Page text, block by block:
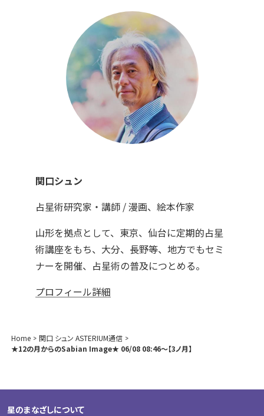
関口シュン
占星術研究家・講師 / 漫画、絵本作家
山形を拠点として、東京、仙台に定期的占星
術講座をもち、大分、長野等、地方でもセミ
ナーを開催、占星術の普及につとめる。
プロフィール詳細
Home
関口 シュン ASTERIUM通信
★12の月からのSabian Image★ 06/08 08:46～【3ノ月】
星のまなざしについて